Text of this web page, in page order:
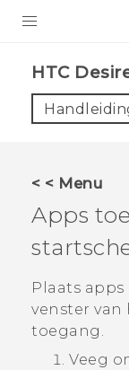
VIVE
HTC Club
SUPPORT
HTC-
Aanmelden
‎HTC
< < Menu
Apps
Plaats
venster van
toegang.
Veeg